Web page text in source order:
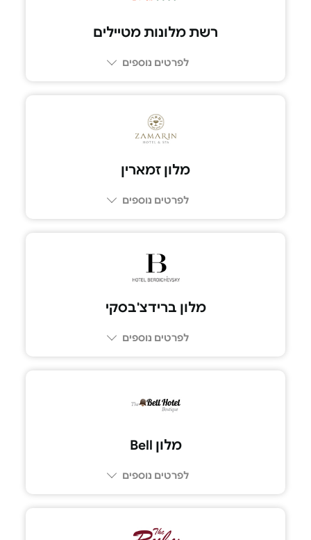
רשת מלונות מטיילים
לפרטים נוספים
מלון זמארין
לפרטים נוספים
מלון ברידצ'בסקי
לפרטים נוספים
מלון Bell
לפרטים נוספים